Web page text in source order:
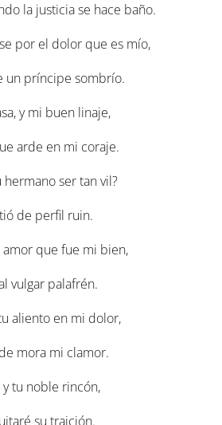
la justicia se hace baño.
por el dolor que es mío,
un príncipe sombrío.
y mi buen linaje,
arde en mi coraje.
ser tan vil?
de perfil ruin.
que fue mi bien,
vulgar palafrén.
aliento en mi dolor,
mora mi clamor.
tu noble rincón,
su traición.